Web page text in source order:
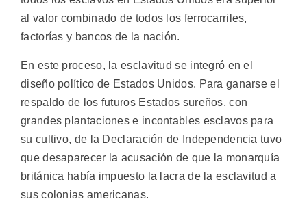
al valor combinado de todos los ferrocarriles,
factorías y bancos de la nación.
En este proceso, la esclavitud se integró en el
diseño político de Estados Unidos. Para ganarse el
respaldo de los futuros Estados sureños, con
grandes plantaciones e incontables esclavos para
su cultivo, de la Declaración de Independencia tuvo
que desaparecer la acusación de que la monarquía
británica había impuesto la lacra de la esclavitud a
sus colonias americanas.